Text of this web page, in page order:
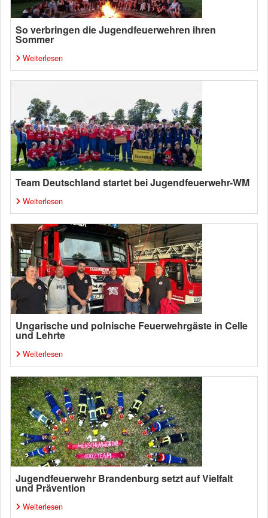
So verbringen die Jugendfeuerwehren ihren
Sommer
Weiterlesen
Team Deutschland startet bei Jugendfeuerwehr-WM
Weiterlesen
Ungarische und polnische Feuerwehrgäste in Celle
und Lehrte
Weiterlesen
Jugendfeuerwehr Brandenburg setzt auf Vielfalt
und Prävention
Weiterlesen